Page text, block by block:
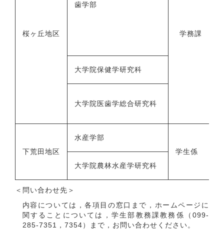
桜ヶ丘地区
歯学部
学務課
大学院保健学研究科
大学院医歯学総合研究科
下荒田地区
水産学部
学生係
大学院農林水産学研究科
＜問い合わせ先＞
内容については，各項目の窓口まで，ホームページに
関することについては，学生部教務課教務係（099-
285-7351，7354）まで，お問い合わせください。